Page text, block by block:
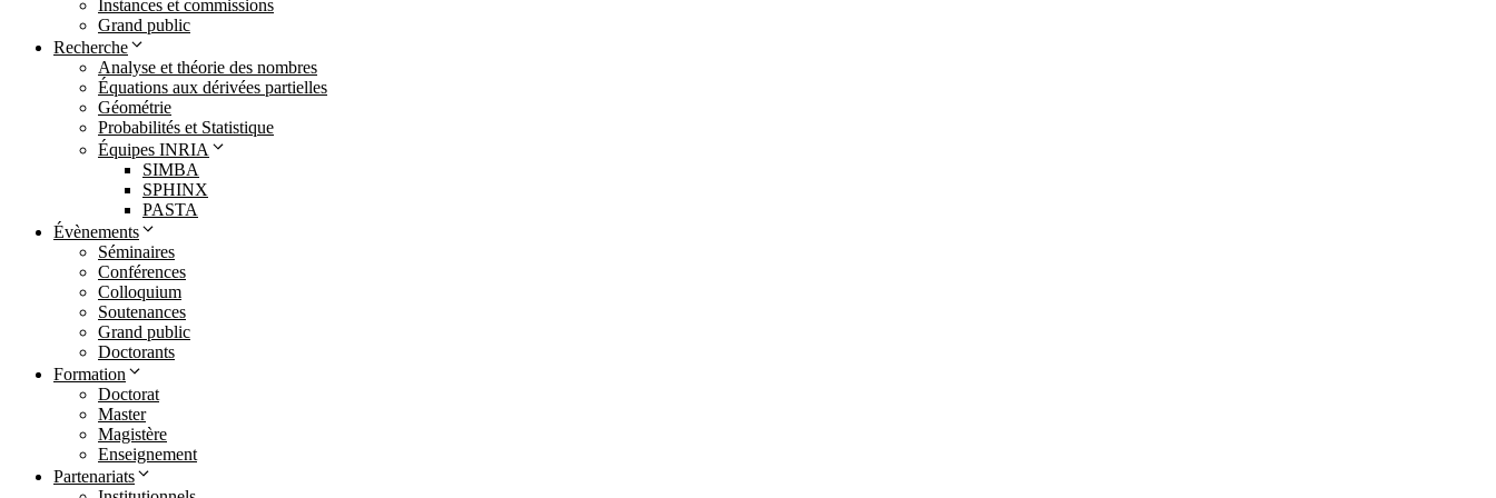
Instances et commissions
Grand public
Recherche
Analyse et théorie des nombres
Équations aux dérivées partielles
Géométrie
Probabilités et Statistique
Équipes INRIA
SIMBA
SPHINX
PASTA
Évènements
Séminaires
Conférences
Colloquium
Soutenances
Grand public
Doctorants
Formation
Doctorat
Master
Magistère
Enseignement
Partenariats